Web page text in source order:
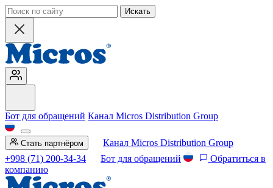
Искать
Бот для обращений Канал Micros Distribution Group
Стать партнёром
Канал Micros Distribution Group
+998 (71) 200-34-34
Бот для обращений
Обратиться в
компанию